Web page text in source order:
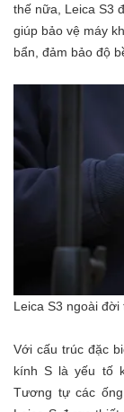
thế nữa, Leica S3
giúp bảo vệ máy
bẩn, đảm bảo độ
Leica S3 ngoài đời
Với cấu trúc đặc
kính S là yếu tố
Tương tự các